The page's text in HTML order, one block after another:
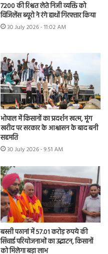
7200 की रिश्वत लेते निजी व्यक्ति को
विजिलेंस ब्यूरो ने रंगे हाथों गिरफ्तार किया
30 July 2026 - 11:02 AM
भोपाल में किसानों का प्रदर्शन खत्म, मूंग
खरीद पर सरकार के आश्वासन के बाद बनी
सहमति
30 July 2026 - 9:51 AM
बस्सी पठानां में 57.01 करोड़ रुपये की
सिंचाई परियोजनाओं का उद्घाटन, किसानों
को मिलेगा बड़ा लाभ